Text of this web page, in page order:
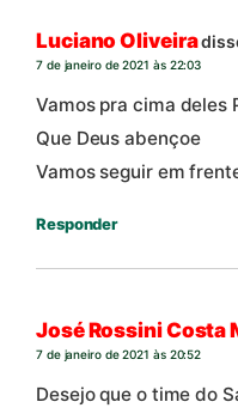
Luciano Oliveira
7 de janeiro de 2021 às 22:03
Vamos pra cima deles
Que Deus abençoe
Vamos seguir em
Responder
José Rossini Costa
7 de janeiro de 2021 às 20:52
Desejo que o time do